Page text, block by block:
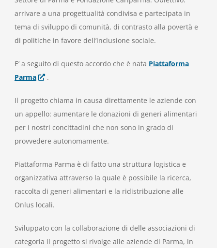
arrivare a una progettualità condivisa e partecipata in
tema di sviluppo di comunità, di contrasto alla povertà e
di politiche in favore dell’inclusione sociale.
E’ a seguito di questo accordo che è nata Piattaforma
Parma
.
Il progetto chiama in causa direttamente le aziende con
un appello: aumentare le donazioni di generi alimentari
per i nostri concittadini che non sono in grado di
provvedere autonomamente.
Piattaforma Parma è di fatto una struttura logistica e
organizzativa attraverso la quale è possibile la ricerca,
raccolta di generi alimentari e la ridistribuzione alle
Onlus locali.
Sviluppato con la collaborazione di delle associazioni di
categoria il progetto si rivolge alle aziende di Parma, in